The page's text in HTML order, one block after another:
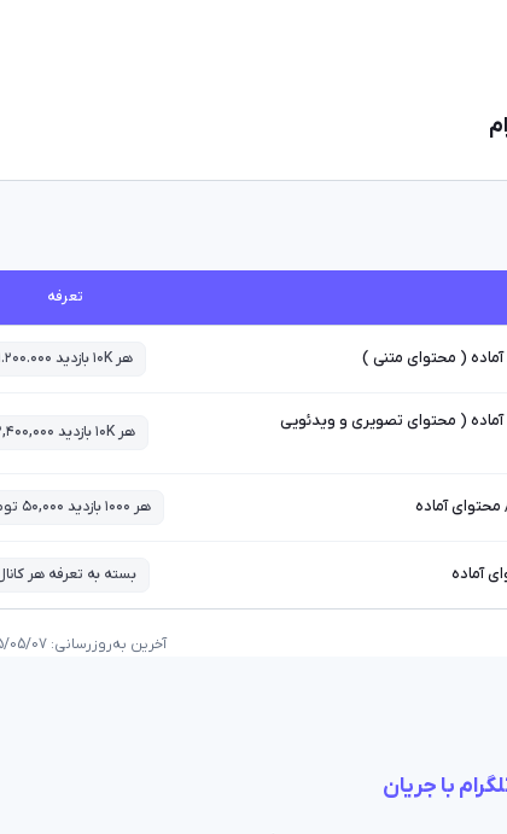
تعرفه
آماده ( محتوای متنی ) هر ۱۰K بازدید ۱.۲۰۰.۰۰۰
آماده ( محتوای تصویری و ویدئویی
هر ۱۰K بازدید ۲,۴۰۰,۰۰۰
آماده هر ۱۰۰۰ بازدید ۵۰,۰۰۰ تومان
آماده بسته به تعرفه هر
آخرین به‌روزرسانی: 05/07
با جریان